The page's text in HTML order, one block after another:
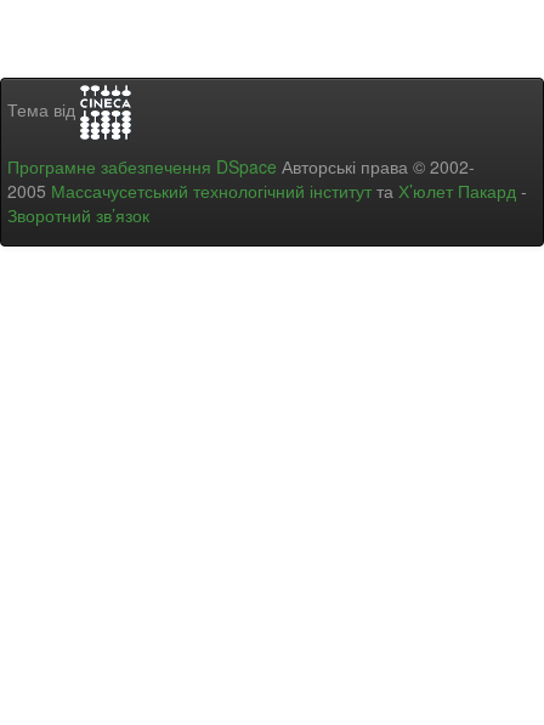
Тема від
Програмне забезпечення DSpace Авторські права © 2002-
2005 Массачусетський технологічний інститут та Х’юлет Пакард -
Зворотний зв’язок